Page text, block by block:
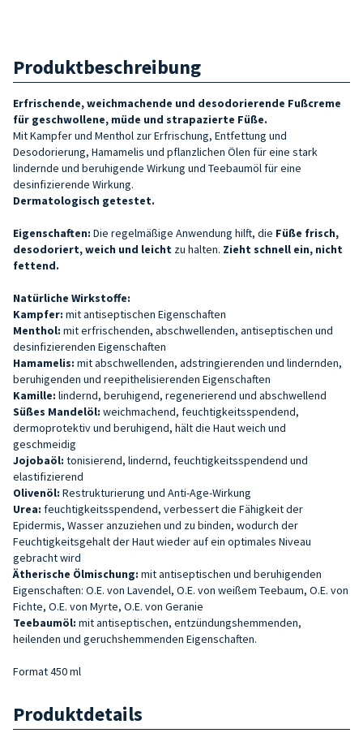
Produktbeschreibung
Erfrischende, weichmachende und desodorierende Fußcreme
für geschwollene, müde und strapazierte Füße.
Mit Kampfer und Menthol zur Erfrischung, Entfettung und
Desodorierung, Hamamelis und pflanzlichen Ölen für eine stark
lindernde und beruhigende Wirkung und Teebaumöl für eine
desinfizierende Wirkung.
Dermatologisch getestet.
Eigenschaften: Die regelmäßige Anwendung hilft, die Füße frisch,
desodoriert, weich und leicht zu halten. Zieht schnell ein, nicht
fettend.
Natürliche Wirkstoffe:
Kampfer: mit antiseptischen Eigenschaften
Menthol: mit erfrischenden, abschwellenden, antiseptischen und
desinfizierenden Eigenschaften
Hamamelis: mit abschwellenden, adstringierenden und lindernden,
beruhigenden und reepithelisierenden Eigenschaften
Kamille: lindernd, beruhigend, regenerierend und abschwellend
Süßes Mandelöl: weichmachend, feuchtigkeitsspendend,
dermoprotektiv und beruhigend, hält die Haut weich und
geschmeidig
Jojobaöl: tonisierend, lindernd, feuchtigkeitsspendend und
elastifizierend
Olivenöl: Restrukturierung und Anti-Age-Wirkung
Urea: feuchtigkeitsspendend, verbessert die Fähigkeit der
Epidermis, Wasser anzuziehen und zu binden, wodurch der
Feuchtigkeitsgehalt der Haut wieder auf ein optimales Niveau
gebracht wird
Ätherische Ölmischung: mit antiseptischen und beruhigenden
Eigenschaften: O.E. von Lavendel, O.E. von weißem Teebaum, O.E. von
Fichte, O.E. von Myrte, O.E. von Geranie
Teebaumöl: mit antiseptischen, entzündungshemmenden,
heilenden und geruchshemmenden Eigenschaften.
Format 450 ml
Produktdetails